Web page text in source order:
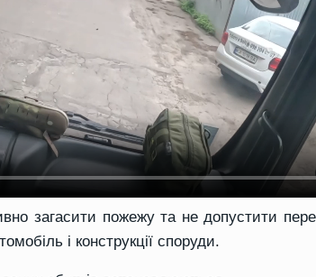
загасити пожежу та не допустити
і конструкції споруди.